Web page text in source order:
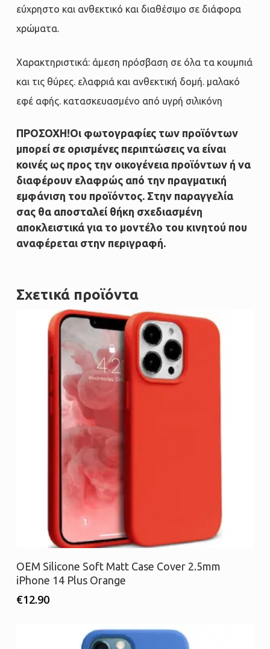
εύχρηστο και ανθεκτικό και διαθέσιμο σε διάφορα
χρώματα.
Χαρακτηριστικά: άμεση πρόσβαση σε όλα τα κουμπιά
και τις θύρες. ελαφριά και ανθεκτική δομή. μαλακό
εφέ αφής. κατασκευασμένο από υγρή σιλικόνη
ΠΡΟΣΟΧΗ!Οι φωτογραφίες των προϊόντων
μπορεί σε ορισμένες περιπτώσεις να είναι
κοινές ως προς την οικογένεια προϊόντων ή να
διαφέρουν ελαφρώς από την πραγματική
εμφάνιση του προϊόντος. Στην παραγγελία
σας θα αποσταλεί θήκη σχεδιασμένη
αποκλειστικά για το μοντέλο του κινητού που
αναφέρεται στην περιγραφή.
Σχετικά προϊόντα
Προσθήκη στο καλάθι
OEM Silicone Soft Matt Case Cover 2.5mm
iPhone 14 Plus Orange
€12.90